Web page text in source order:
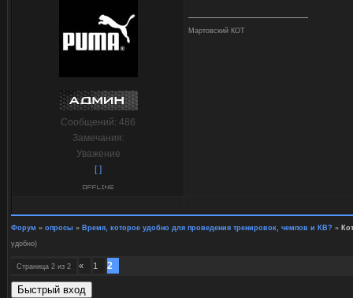
Сообщений: 486
Замечания:
Уважение
[ ]
Мартовский КОТ
Форум » опросы » Время, которое удобно для проведения тренировок, чемпов и КВ? »
удобно)
Страница 2 из 2 « 1 2